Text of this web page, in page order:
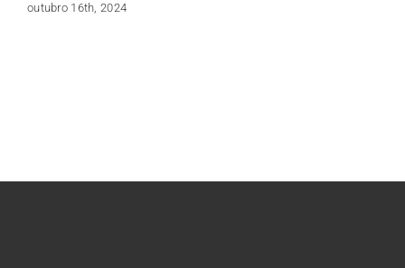
outubro 16th, 2024